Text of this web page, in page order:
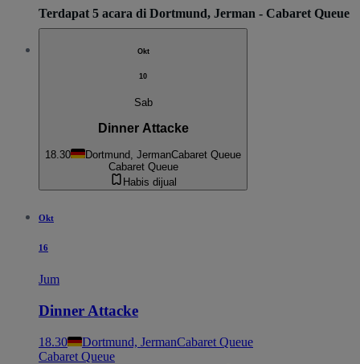
Terdapat 5 acara di Dortmund, Jerman - Cabaret Queue
Okt
10
Sab
Dinner Attacke
18.30 Dortmund, JermanCabaret Queue
Cabaret Queue
Habis dijual
Okt
16
Jum
Dinner Attacke
18.30 Dortmund, JermanCabaret Queue
Cabaret Queue